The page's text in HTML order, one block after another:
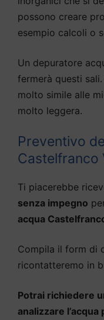
possono creare
esempio calcoli o
Un depuratore
fermerà questi
molto simile alle
molto leggera.
Preventivo
Castelfranco
Ti piacerebbe
senza impegno
acqua
Compila il form di
ricontatteremo in
Potrai richiedere
analizzare